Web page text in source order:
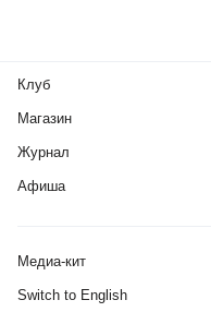
Клуб
Магазин
Журнал
Афиша
Медиа-кит
Switch to English